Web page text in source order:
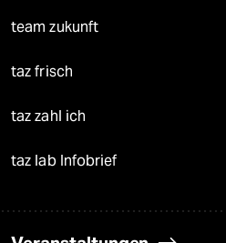
team zukunft
taz frisch
taz zahl ich
taz lab Infobrief